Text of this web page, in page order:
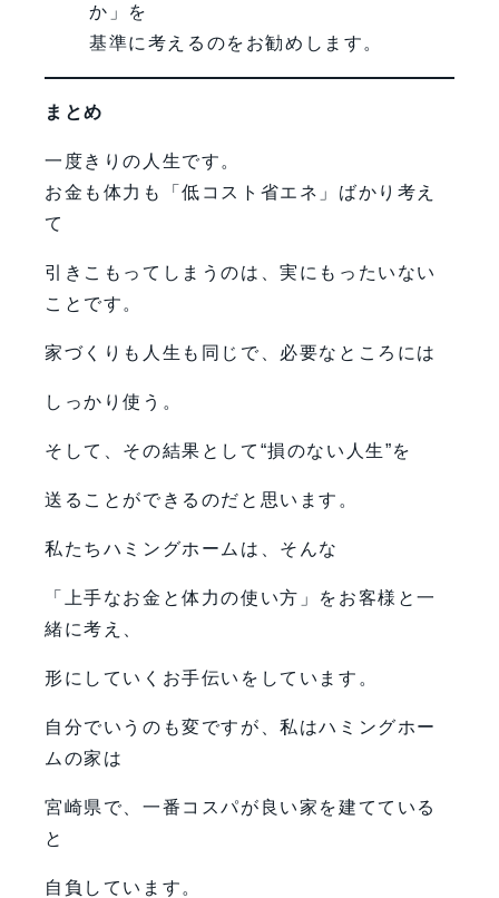
か」を
基準に考えるのをお勧めします。
まとめ
一度きりの人生です。
お金も体力も「低コスト省エネ」ばかり考え
て
引きこもってしまうのは、実にもったいない
ことです。
家づくりも人生も同じで、必要なところには
しっかり使う。
そして、その結果として“損のない人生”を
送ることができるのだと思います。
私たちハミングホームは、そんな
「上手なお金と体力の使い方」をお客様と一
緒に考え、
形にしていくお手伝いをしています。
自分でいうのも変ですが、私はハミングホー
ムの家は
宮崎県で、一番コスパが良い家を建てている
と
自負しています。